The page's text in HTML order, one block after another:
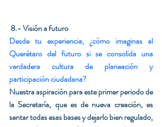
8.- Visión a futuro
Desde tu experiencia, ¿cómo imaginas al
Querétaro del futuro si se consolida una
verdadera cultura de planeación y
participación ciudadana?
Nuestra aspiración para este primer periodo de
la Secretaría, que es de nueva creación, es
sentar todas esas bases y dejarlo bien regulado,